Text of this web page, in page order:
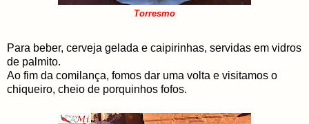
Torresmo
Para beber, cerveja gelada e caipirinhas, servidas em vidros
de palmito.
Ao fim da comilança, fomos dar uma volta e visitamos o
chiqueiro, cheio de porquinhos fofos.